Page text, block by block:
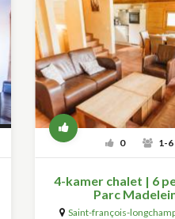
0 1-6
4-kamer chalet | 6
Parc
Saint-françois-